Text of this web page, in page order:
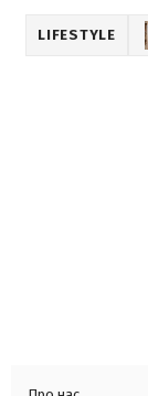
LIFESTYLE